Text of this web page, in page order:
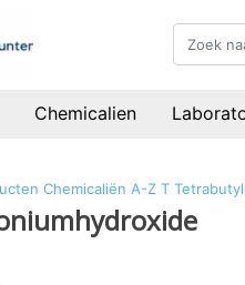
Chemicalien
Chemicaliën A-Z T